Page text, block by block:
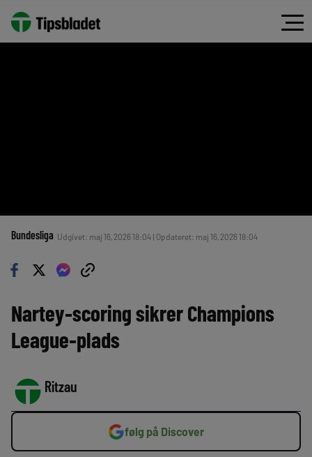
Bundesliga Udgivet: maj 16, 2026 18:04 | Opdateret: maj 16, 2026 18:04
Nartey-scoring sikrer Champions
League-plads
Ritzau
følg på Discover